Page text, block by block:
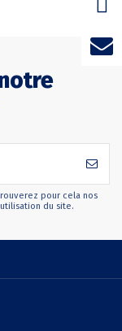
pour cela nos
du site.